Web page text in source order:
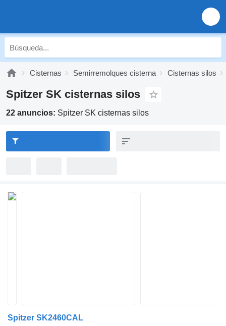
Cisternas Semirremolques cisterna Cisternas silos
Spitzer SK cisternas silos
22 anuncios: Spitzer SK cisternas silos
Spitzer SK2460CAL